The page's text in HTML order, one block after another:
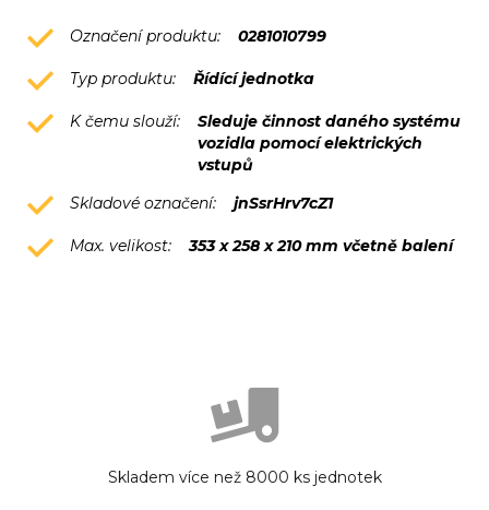
Označení produktu: 0281010799
Typ produktu: Řídící jednotka
K čemu slouží:
Sleduje činnost daného systému
vozidla pomocí elektrických
vstupů
Skladové označení:
jnSsrHrv7cZ1
Max. velikost: 353 x 258 x 210 mm včetně balení
Skladem více než 8000 ks jednotek